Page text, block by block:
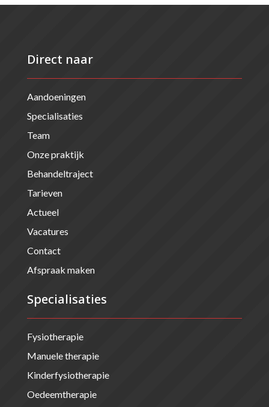
Direct naar
Aandoeningen
Specialisaties
Team
Onze praktijk
Behandeltraject
Tarieven
Actueel
Vacatures
Contact
Afspraak maken
Specialisaties
Fysiotherapie
Manuele therapie
Kinderfysiotherapie
Oedeemtherapie